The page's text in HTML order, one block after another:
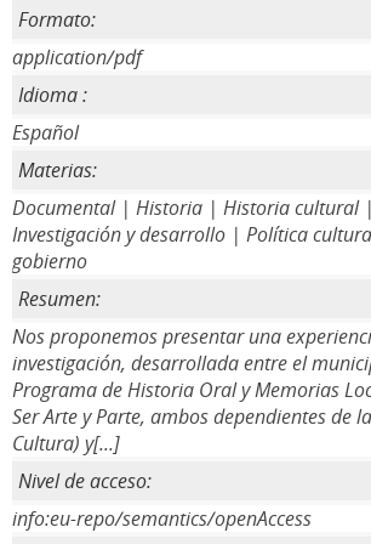
Formato:
application/pdf
Idioma :
Español
Materias:
Documental | Historia | Historia cultural
Investigación y desarrollo | Política
gobierno
Resumen:
Nos proponemos presentar una
investigación, desarrollada entre el
Programa de Historia Oral y Memorias
Ser Arte y Parte, ambos dependientes de
Cultura) y[...]
Nivel de acceso:
info:eu-repo/semantics/openAccess